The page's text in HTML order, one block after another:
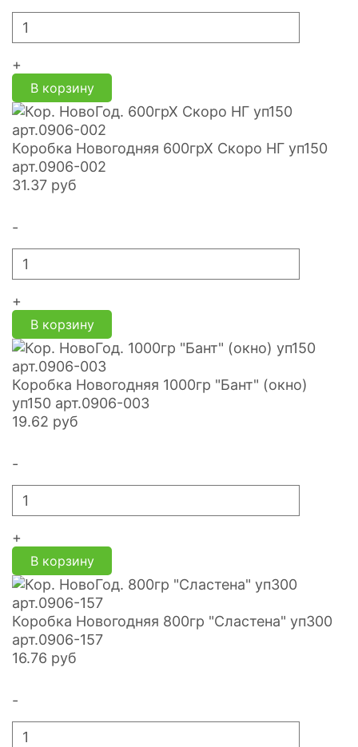
+
В корзину
Коробка Новогодняя 600грХ Скоро НГ уп150
арт.0906-002
31.37 руб
-
+
В корзину
Коробка Новогодняя 1000гр "Бант" (окно)
уп150 арт.0906-003
19.62 руб
-
+
В корзину
Коробка Новогодняя 800гр "Сластена" уп300
арт.0906-157
16.76 руб
-